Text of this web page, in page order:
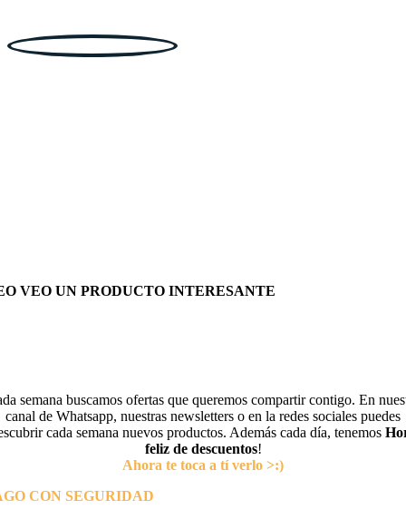
VEO UN PRODUCTO INTERESANTE
semana buscamos ofertas que queremos compartir contigo. En
canal de Whatsapp, nuestras newsletters o en la redes sociales puedes
cada semana nuevos productos. Además cada día, tenemos
feliz de descuentos!
Ahora te toca a tí verlo >:)
CON SEGURIDAD